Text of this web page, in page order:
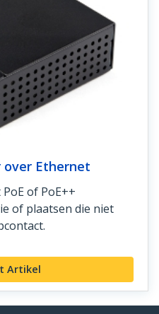
over Ethernet
of PoE++
of plaatsen die niet
Artikel